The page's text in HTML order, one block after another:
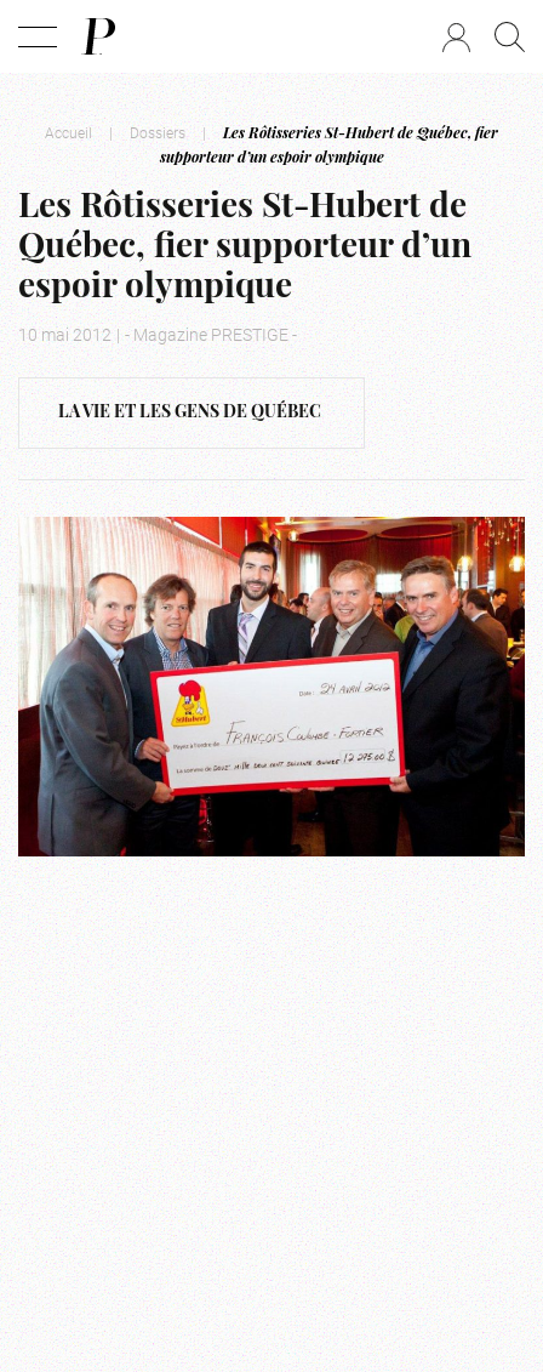
Accueil | Dossiers |
Les Rôtisseries St-Hubert de Québec, fier
supporteur d’un espoir olympique
Les Rôtisseries St-Hubert de
Québec, fier supporteur d’un
espoir olympique
10 mai 2012 | - Magazine PRESTIGE -
LA VIE ET LES GENS DE QUÉBEC